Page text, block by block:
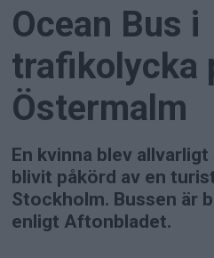
Ocean Bus i
trafikolycka
Östermalm
En kvinna blev
blivit påkörd av en
Stockholm. Bussen är
enligt Aftonbladet.